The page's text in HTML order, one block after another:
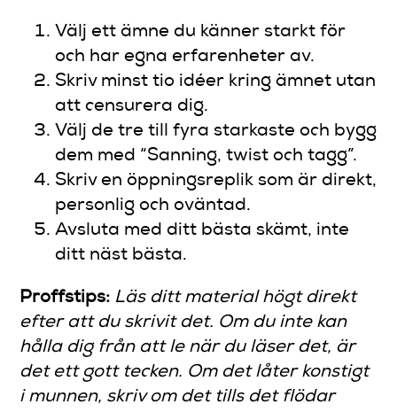
Välj ett ämne du känner starkt för
och har egna erfarenheter av.
Skriv minst tio idéer kring ämnet utan
att censurera dig.
Välj de tre till fyra starkaste och bygg
dem med “Sanning, twist och tagg”.
Skriv en öppningsreplik som är direkt,
personlig och oväntad.
Avsluta med ditt bästa skämt, inte
ditt näst bästa.
Proffstips: Läs ditt material högt direkt
efter att du skrivit det. Om du inte kan
hålla dig från att le när du läser det, är
det ett gott tecken. Om det låter konstigt
i munnen, skriv om det tills det flödar